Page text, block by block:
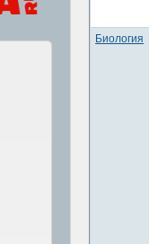
Биология